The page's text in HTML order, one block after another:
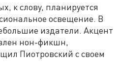
к слову, планируется
освещение. В
издатели. Акцент
нон-фикшн,
Пиотровский с своем